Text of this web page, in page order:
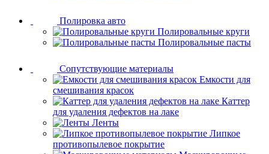
Полировка авто
Полировальные круги
Полировальные пасты
Сопутствующие материалы
Емкости для
смешивания красок
Каттер
для удаления дефектов на лаке
Ленты
Липкое
противопылевое покрытие